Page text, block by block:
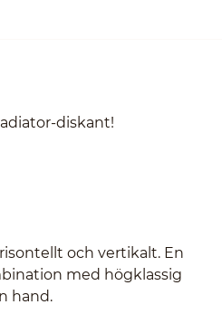
diskant!
och vertikalt. En
med högklassig
hand.